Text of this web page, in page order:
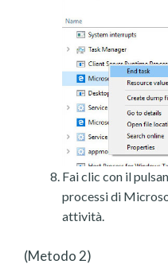
Fai clic con il
processi di
attività.
(Metodo 2)